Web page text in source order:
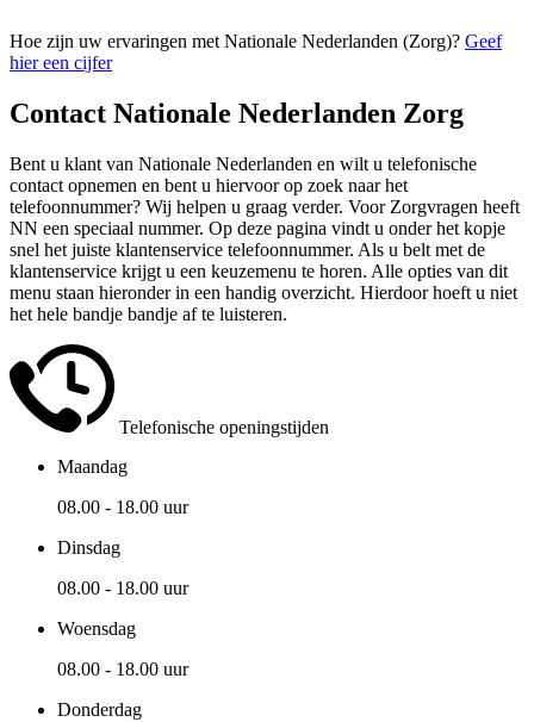
Hoe zijn uw ervaringen met Nationale Nederlanden (Zorg)? Geef
hier een cijfer
Contact Nationale Nederlanden Zorg
Bent u klant van Nationale Nederlanden en wilt u telefonische
contact opnemen en bent u hiervoor op zoek naar het
telefoonnummer? Wij helpen u graag verder. Voor Zorgvragen heeft
NN een speciaal nummer. Op deze pagina vindt u onder het kopje
snel het juiste klantenservice telefoonnummer. Als u belt met de
klantenservice krijgt u een keuzemenu te horen. Alle opties van dit
menu staan hieronder in een handig overzicht. Hierdoor hoeft u niet
het hele bandje bandje af te luisteren.
Telefonische openingstijden
Maandag
08.00 - 18.00 uur
Dinsdag
08.00 - 18.00 uur
Woensdag
08.00 - 18.00 uur
Donderdag